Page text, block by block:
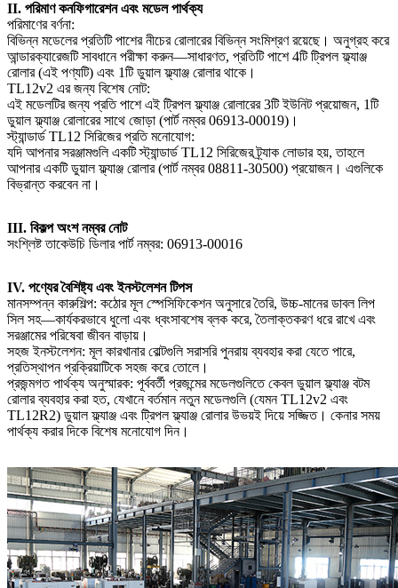
II. পরিমাণ কনফিগারেশন এবং মডেল পার্থক্য
পরিমাণের বর্ণনা:
বিভিন্ন মডেলের প্রতিটি পাশের নীচের রোলারের বিভিন্ন সংমিশ্রণ রয়েছে। অনুগ্রহ করে
আন্ডারক্যারেজটি সাবধানে পরীক্ষা করুন—সাধারণত, প্রতিটি পাশে 4টি ট্রিপল ফ্ল্যাঞ্জ
রোলার (এই পণ্যটি) এবং 1টি ডুয়াল ফ্ল্যাঞ্জ রোলার থাকে।
TL12v2 এর জন্য বিশেষ নোট:
এই মডেলটির জন্য প্রতি পাশে এই ট্রিপল ফ্ল্যাঞ্জ রোলারের 3টি ইউনিট প্রয়োজন, 1টি
ডুয়াল ফ্ল্যাঞ্জ রোলারের সাথে জোড়া (পার্ট নম্বর 06913-00019)।
স্ট্যান্ডার্ড TL12 সিরিজের প্রতি মনোযোগ:
যদি আপনার সরঞ্জামগুলি একটি স্ট্যান্ডার্ড TL12 সিরিজের ট্র্যাক লোডার হয়, তাহলে
আপনার একটি ডুয়াল ফ্ল্যাঞ্জ রোলার (পার্ট নম্বর 08811-30500) প্রয়োজন। এগুলিকে
বিভ্রান্ত করবেন না।
III. বিকল্প অংশ নম্বর নোট
সংশ্লিষ্ট তাকেউচি ডিলার পার্ট নম্বর: 06913-00016
IV. পণ্যের বৈশিষ্ট্য এবং ইনস্টলেশন টিপস
মানসম্পন্ন কারুশিল্প: কঠোর মূল স্পেসিফিকেশন অনুসারে তৈরি, উচ্চ-মানের ডাবল লিপ
সিল সহ—কার্যকরভাবে ধুলো এবং ধ্বংসাবশেষ ব্লক করে, তৈলাক্তকরণ ধরে রাখে এবং
সরঞ্জামের পরিষেবা জীবন বাড়ায়।
সহজ ইনস্টলেশন: মূল কারখানার বোল্টগুলি সরাসরি পুনরায় ব্যবহার করা যেতে পারে,
প্রতিস্থাপন প্রক্রিয়াটিকে সহজ করে তোলে।
প্রজন্মগত পার্থক্য অনুস্মারক: পূর্ববর্তী প্রজন্মের মডেলগুলিতে কেবল ডুয়াল ফ্ল্যাঞ্জ বটম
রোলার ব্যবহার করা হত, যেখানে বর্তমান নতুন মডেলগুলি (যেমন TL12v2 এবং
TL12R2) ডুয়াল ফ্ল্যাঞ্জ এবং ট্রিপল ফ্ল্যাঞ্জ রোলার উভয়ই দিয়ে সজ্জিত। কেনার সময়
পার্থক্য করার দিকে বিশেষ মনোযোগ দিন।